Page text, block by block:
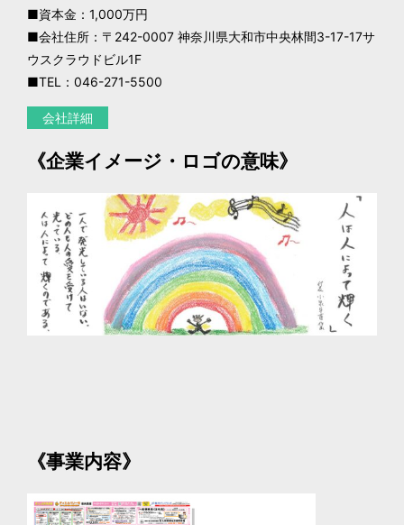
■資本金：1,000万円
■会社住所：〒242-0007 神奈川県大和市中央林間3-17-17サ
ウスクラウドビル1F
■TEL：046-271-5500
会社詳細
《企業イメージ・ロゴの意味》
《事業内容》